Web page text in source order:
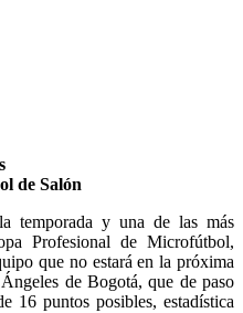
de Salón
temporada y una de las más
Profesional de Microfútbol,
que no estará en la próxima
de Bogotá, que de paso
16 puntos posibles, estadística